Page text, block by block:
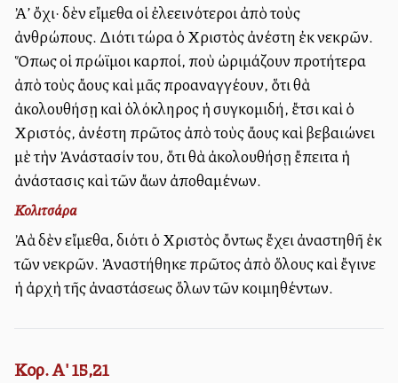
Ἀλλ’ ὄχι· δὲν εἴμεθα οἱ ἐλεεινότεροι ἀπὸ τοὺς
ἀνθρώπους. Διότι τώρα ὁ Χριστὸς ἀνέστη ἐκ νεκρῶν.
Ὅπως οἱ πρώϊμοι καρποί, ποὺ ὠριμάζουν προτήτερα
ἀπὸ τοὺς ἄλλους καὶ μᾶς προαναγγέλλουν, ὅτι θὰ
ἀκολουθήσῃ καὶ ὁλόκληρος ἡ συγκομιδή, ἔτσι καὶ ὁ
Χριστός, ἀνέστη πρῶτος ἀπὸ τοὺς ἄλλους καὶ βεβαιώνει
μὲ τὴν Ἀνάστασίν του, ὅτι θὰ ἀκολουθήσῃ ἔπειτα ἡ
ἀνάστασις καὶ τῶν ἄλλων ἀποθαμένων.
Κολιτσάρα
Ἀλλὰ δὲν εἴμεθα, διότι ὁ Χριστὸς ὄντως ἔχει ἀναστηθῆ ἐκ
τῶν νεκρῶν. Ἀναστήθηκε πρῶτος ἀπὸ ὅλους καὶ ἔγινε
ἡ ἀρχὴ τῆς ἀναστάσεως ὅλων τῶν κοιμηθέντων.
Κορ. Α' 15,21